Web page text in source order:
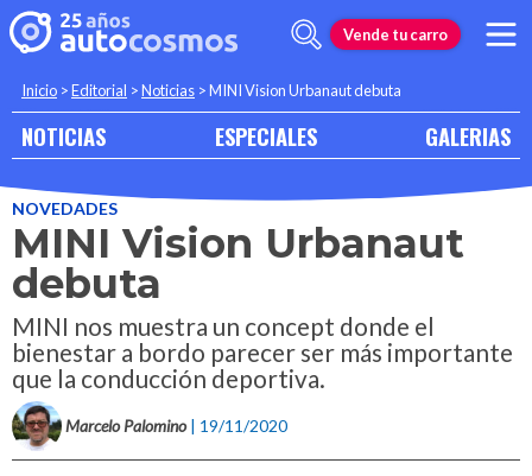
Vende tu carro
Inicio >Editorial >Noticias >MINI Vision Urbanaut debuta
NOTICIAS ESPECIALES GALERIAS
NOVEDADES
MINI Vision Urbanaut
debuta
MINI nos muestra un concept donde el
bienestar a bordo parecer ser más importante
que la conducción deportiva.
Marcelo Palomino | 19/11/2020